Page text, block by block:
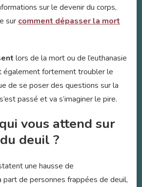
sur le devenir du corps,
surcomment dépasser la mort
lors de la mort ou de l’euthanasie
également fortement troubler le
de se poser des questions sur la
passé et va s’imaginer le pire.
vous attend sur
deuil ?
une hausse de
de personnes frappées de deuil,